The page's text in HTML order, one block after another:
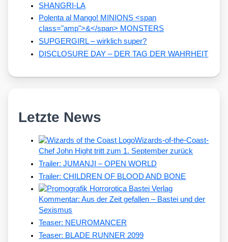
SHANGRI-LA
Polenta al Mango! MINIONS <span
class="amp">&</span> MONSTERS
SUPGERGIRL – wirklich super?
DISCLOSURE DAY – DER TAG DER WAHRHEIT
Letzte News
Wizards-of-the-Coast-
Chef John Hight tritt zum 1. September zurück
Trailer: JUMANJI – OPEN WORLD
Trailer: CHILDREN OF BLOOD AND BONE
Kommentar: Aus der Zeit gefallen – Bastei und der
Sexismus
Teaser: NEUROMANCER
Teaser: BLADE RUNNER 2099